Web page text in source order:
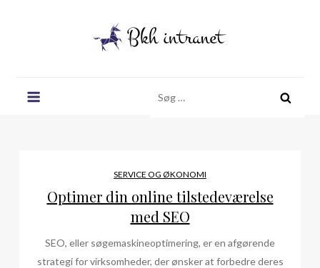
efter:
SERVICE OG ØKONOMI
Optimer din online tilstedeværelse
med SEO
SEO, eller søgemaskineoptimering, er en afgørende
strategi for virksomheder, der ønsker at forbedre deres